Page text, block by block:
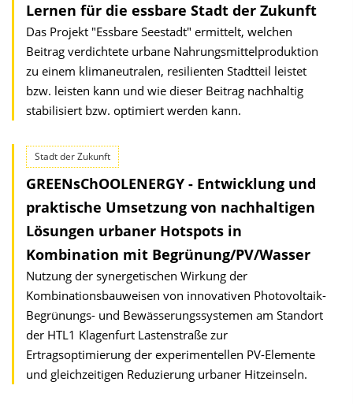
Lernen für die essbare Stadt der Zukunft
Das Projekt "Essbare Seestadt" ermittelt, welchen
Beitrag verdichtete urbane Nahrungsmittelproduktion
zu einem klimaneutralen, resilienten Stadtteil leistet
bzw. leisten kann und wie dieser Beitrag nachhaltig
stabilisiert bzw. optimiert werden kann.
Stadt der Zukunft
GREENsChOOLENERGY - Entwicklung und
praktische Umsetzung von nachhaltigen
Lösungen urbaner Hotspots in
Kombination mit Begrünung/PV/Wasser
Nutzung der synergetischen Wirkung der
Kombinationsbauweisen von innovativen Photovoltaik-
Begrünungs- und Bewässerungssystemen am Standort
der HTL1 Klagenfurt Lastenstraße zur
Ertragsoptimierung der experimentellen PV-Elemente
und gleichzeitigen Reduzierung urbaner Hitzeinseln.